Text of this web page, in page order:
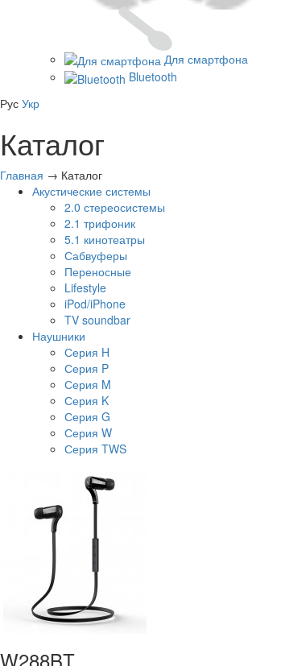
Для смартфона
Bluetooth
Рус Укр
Каталог
Главная → Каталог
Акустические системы
2.0 стереосистемы
2.1 трифоник
5.1 кинотеатры
Сабвуферы
Переносные
Lifestyle
iPod/iPhone
TV soundbar
Наушники
Серия H
Серия P
Серия M
Серия K
Серия G
Серия W
Серия TWS
W288BT